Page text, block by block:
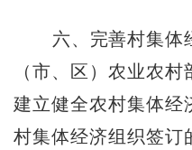
六、完善村集体
（市、区）农业农村
建立健全农村集体经
村集体经济组织签订